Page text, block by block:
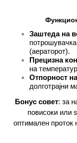
Заштеда на
(аераторот).
Прецизна
на
Отпорност
долготрајни
Бонус совет: за
повисоки или
оптимален проток